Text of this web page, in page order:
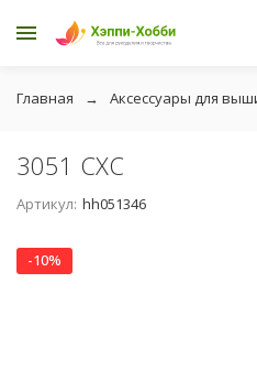
Главная Аксессуары для
3051 СХС
Артикул: hh051346
-10%